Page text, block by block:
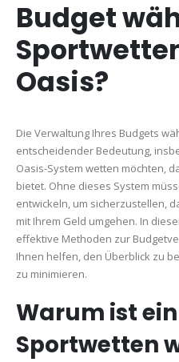
Budget
Oasis?
Die Verwaltung Ihres Budgets
entscheidender Bedeutung,
Oasis-System wetten möchten,
bietet. Ohne dieses System
entwickeln, um sicherzustellen,
mit Ihrem Geld umgehen. In
effektive Methoden zur
Ihnen helfen, den Überblick zu
zu minimieren.
Warum ist
Sportwetten